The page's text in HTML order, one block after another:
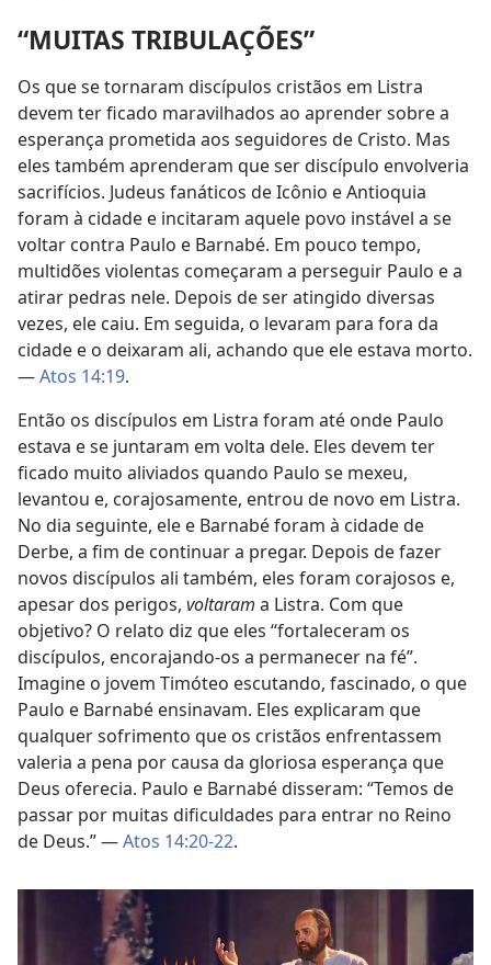
“MUITAS TRIBULAÇÕES”
Os que se tornaram discípulos cristãos em Listra
devem ter ficado maravilhados ao aprender sobre a
esperança prometida aos seguidores de Cristo. Mas
eles também aprenderam que ser discípulo envolveria
sacrifícios. Judeus fanáticos de Icônio e Antioquia
foram à cidade e incitaram aquele povo instável a se
voltar contra Paulo e Barnabé. Em pouco tempo,
multidões violentas começaram a perseguir Paulo e a
atirar pedras nele. Depois de ser atingido diversas
vezes, ele caiu. Em seguida, o levaram para fora da
cidade e o deixaram ali, achando que ele estava morto.
—Atos 14:19.
Então os discípulos em Listra foram até onde Paulo
estava e se juntaram em volta dele. Eles devem ter
ficado muito aliviados quando Paulo se mexeu,
levantou e, corajosamente, entrou de novo em Listra.
No dia seguinte, ele e Barnabé foram à cidade de
Derbe, a fim de continuar a pregar. Depois de fazer
novos discípulos ali também, eles foram corajosos e,
apesar dos perigos, voltaram a Listra. Com que
objetivo? O relato diz que eles “fortaleceram os
discípulos, encorajando-os a permanecer na fé”.
Imagine o jovem Timóteo escutando, fascinado, o que
Paulo e Barnabé ensinavam. Eles explicaram que
qualquer sofrimento que os cristãos enfrentassem
valeria a pena por causa da gloriosa esperança que
Deus oferecia. Paulo e Barnabé disseram: “Temos de
passar por muitas dificuldades para entrar no Reino
de Deus.” —Atos 14:20-22.